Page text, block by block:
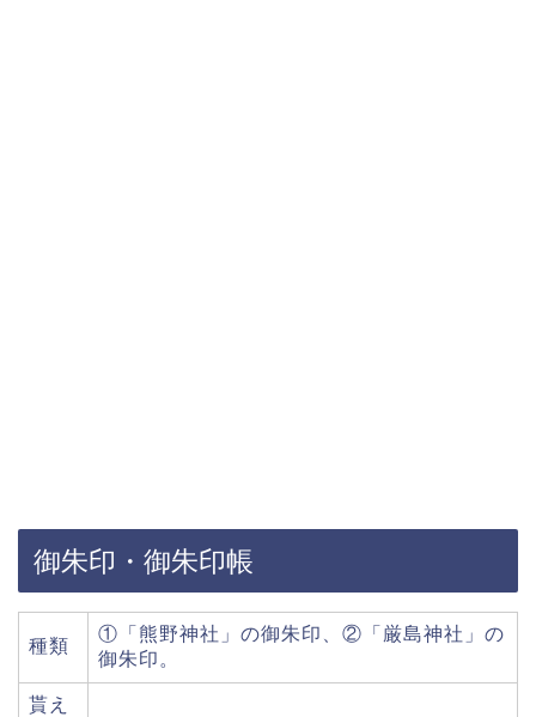
御朱印・御朱印帳
種類
①「熊野神社」の御朱印、②「厳島神社」の
御朱印。
貰え